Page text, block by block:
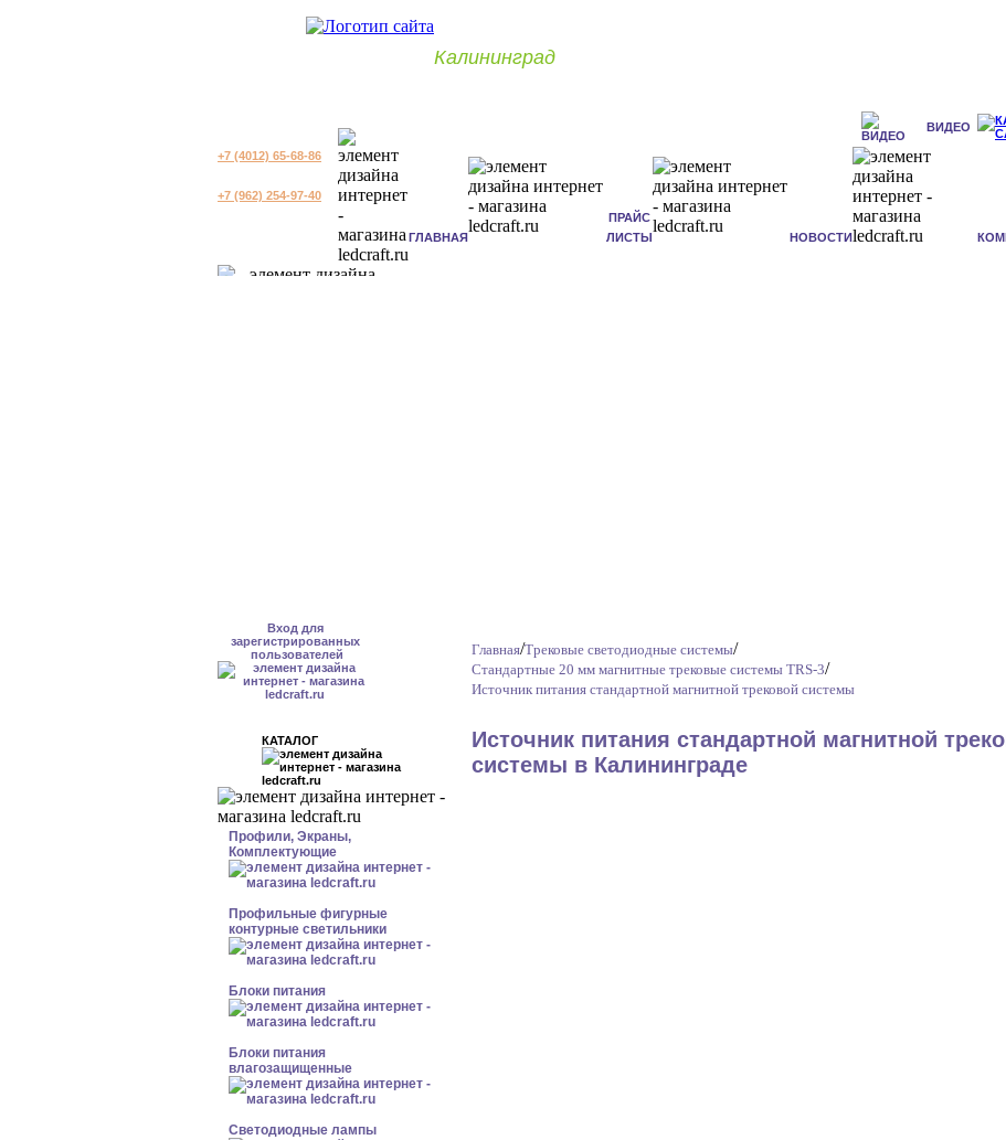
Калининград
ВИДЕО
+7 (4012) 65-68-86
+7 (962) 254-97-40
ГЛАВНАЯ
ПРАЙС
ЛИСТЫ
НОВОСТИ
Вход для
зарегистрированных
пользователей
КАТАЛОГ
Профили, Экраны,
Комплектующие
Профильные фигурные
контурные светильники
Блоки питания
Блоки питания
влагозащищенные
Светодиодные лампы
Главная/Трековые светодиодные системы/
Стандартные 20 мм магнитные трековые системы TRS-3/
Источник питания стандартной магнитной трековой системы
Источник питания стандартной магнитной
системы в Калининграде